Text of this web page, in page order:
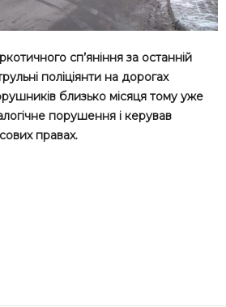
сп’яніння за останній
поліціянти на дорогах
близько місяця тому уже
порушення і керував
правах.